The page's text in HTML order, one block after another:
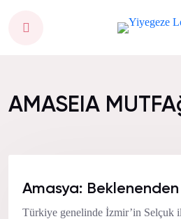
AMASEIA
Amasya:
Türkiye genelinde İzmir’in Selçuk